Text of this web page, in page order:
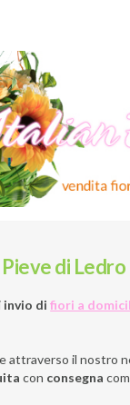
di
invio difiori a
attraverso il nostro
con consegna